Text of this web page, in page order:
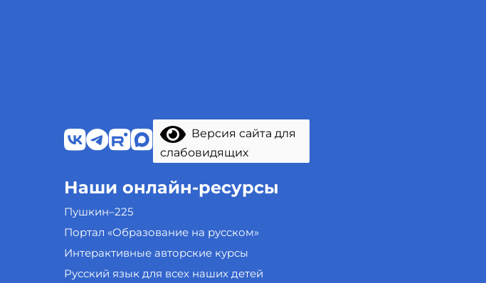
Версия сайта для
слабовидящих
Наши онлайн-ресурсы
Пушкин–225
Портал «Образование на русском»
Интерактивные авторские курсы
Русский язык для всех наших детей